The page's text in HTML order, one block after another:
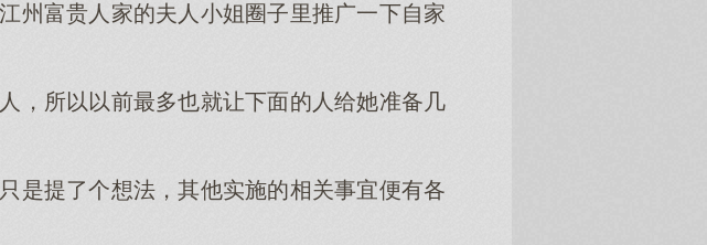
州富贵人家的夫人小姐圈子里推广一下自家
，所以以前最多也就让下面的人给她准备几
是提了个想法，其他实施的相关事宜便有各